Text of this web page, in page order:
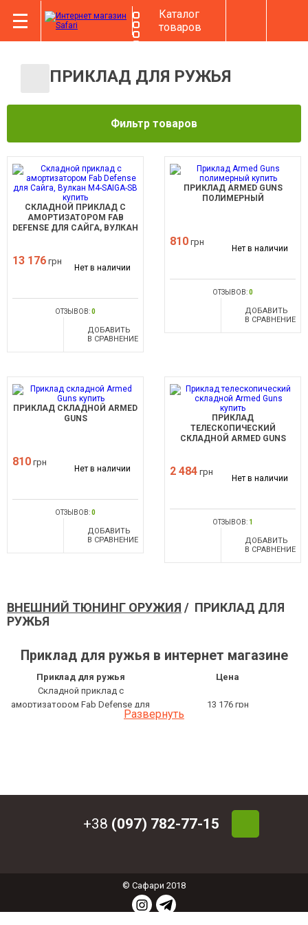
Каталог
товаров
ПРИКЛАД ДЛЯ РУЖЬЯ
Фильтр товаров
СКЛАДНОЙ ПРИКЛАД С
АМОРТИЗАТОРОМ FAB
DEFENSE ДЛЯ САЙГА, ВУЛКАН
13 176 грн
Нет в наличии
ОТЗЫВОВ:0
ДОБАВИТЬ
В СРАВНЕНИЕ
ПРИКЛАД ARMED GUNS
ПОЛИМЕРНЫЙ
810 грн
Нет в наличии
ОТЗЫВОВ:0
ДОБАВИТЬ
В СРАВНЕНИЕ
ПРИКЛАД СКЛАДНОЙ ARMED
GUNS
810 грн
Нет в наличии
ОТЗЫВОВ:0
ДОБАВИТЬ
В СРАВНЕНИЕ
ПРИКЛАД
ТЕЛЕСКОПИЧЕСКИЙ
СКЛАДНОЙ ARMED GUNS
2 484 грн
Нет в наличии
ОТЗЫВОВ: 1
ДОБАВИТЬ
В СРАВНЕНИЕ
ВНЕШНИЙ ТЮНИНГ ОРУЖИЯ / ПРИКЛАД ДЛЯ
РУЖЬЯ
Приклад для ружья в интернет магазине
Приклад для ружья
Цена
Складной приклад с
амортизатором Fab Defense для
Сайга, Вулкан M4-SAIGA-SB
13 176 грн
Развернуть
+38 (097) 782-77-15
© Сафари 2018